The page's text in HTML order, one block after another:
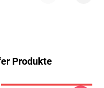
Produkte